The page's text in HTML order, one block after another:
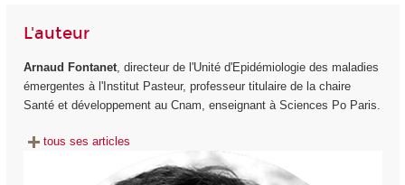
L'auteur
Arnaud Fontanet, directeur de l'Unité d'Epidémiologie des maladies
émergentes à l'Institut Pasteur, professeur titulaire de la chaire
Santé et développement au Cnam, enseignant à Sciences Po Paris.
tous ses articles